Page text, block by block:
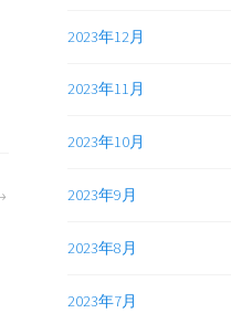
2023年12月
2023年11月
2023年10月
2023年9月
2023年8月
2023年7月